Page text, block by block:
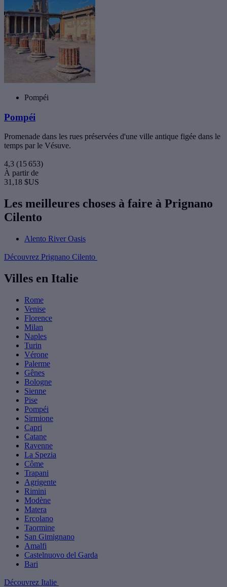
Pompéi
Pompéi
Promenade dans les rues préservées d'une ville antique figée dans le
temps par le Vésuve.
4,3 (15 653)
À partir de
31,18 $US
Les meilleures choses à faire à Prignano
Cilento
Alento River Oasis
Découvrez Prignano Cilento
Villes en Italie
Rome
Venise
Florence
Milan
Naples
Turin
Vérone
Palerme
Gênes
Bologne
Sienne
Pise
Pompéi
Sirmione
Capri
Catane
Ravenne
La Spezia
Côme
Trapani
Agrigente
Rimini
Modène
Matera
Ercolano
Taormine
San Gimignano
Amalfi
Castelnuovo del Garda
Bari
Découvrez Italie